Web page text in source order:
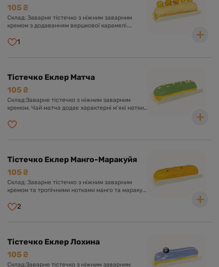
105 ₴
Склад: Заварне тістечко з ніжним заварним
кремом з додаванням вершкової карамелі.
попкорном.
1
Тістечко Еклер Матча
105 ₴
Склад:Заварне тістечко з ніжним заварним
кремом. Чай матча додає характерні м'які нотки
глазур'ю та білим шоколадом.
Тістечко Еклер Манго-Маракуйя
105 ₴
Склад: Заварне тістечко з ніжним заварним
кремом та тропічними нотками манго та маракуї.
екзотичних фруктів.
2
Тістечко Еклер Лохина
105 ₴
Склад:Заварне тістечко з ніжним заварним